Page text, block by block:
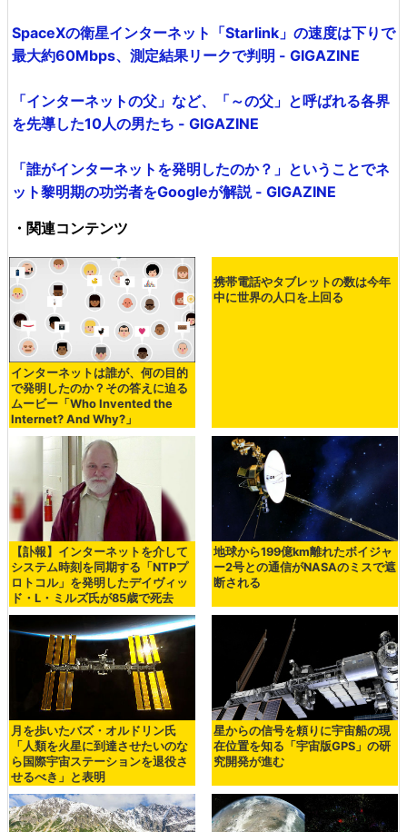
SpaceXの衛星インターネット「Starlink」の速度は下りで
最大約60Mbps、測定結果リークで判明 - GIGAZINE
「インターネットの父」など、「～の父」と呼ばれる各界
を先導した10人の男たち - GIGAZINE
「誰がインターネットを発明したのか？」ということでネ
ット黎明期の功労者をGoogleが解説 - GIGAZINE
・関連コンテンツ
インターネットは誰が、何の目的
で発明したのか？その答えに迫る
ムービー「Who Invented the
Internet? And Why?」
【訃報】インターネットを介して
システム時刻を同期する「NTPプ
ロトコル」を発明したデイヴィッ
ド・L・ミルズ氏が85歳で死去
地球から199億km離れたボイジャ
ー2号との通信がNASAのミスで遮
断される
月を歩いたバズ・オルドリン氏
「人類を火星に到達させたいのな
ら国際宇宙ステーションを退役さ
せるべき」と表明
星からの信号を頼りに宇宙船の現
在位置を知る「宇宙版GPS」の研
究開発が進む